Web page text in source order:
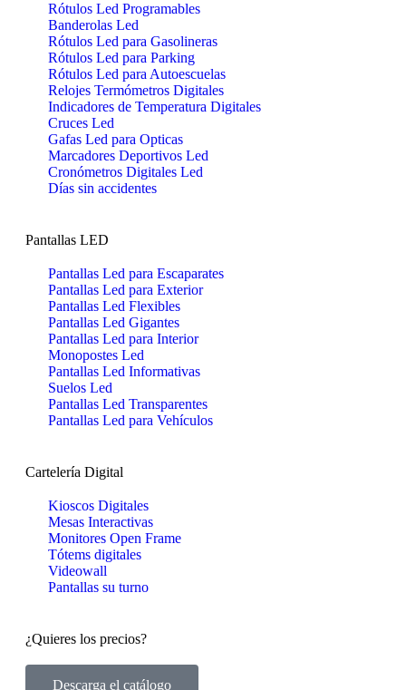
Rótulos Led Programables
Banderolas Led
Rótulos Led para Gasolineras
Rótulos Led para Parking
Rótulos Led para Autoescuelas
Relojes Termómetros Digitales
Indicadores de Temperatura Digitales
Cruces Led
Gafas Led para Opticas
Marcadores Deportivos Led
Cronómetros Digitales Led
Días sin accidentes
Pantallas LED
Pantallas Led para Escaparates
Pantallas Led para Exterior
Pantallas Led Flexibles
Pantallas Led Gigantes
Pantallas Led para Interior
Monopostes Led
Pantallas Led Informativas
Suelos Led
Pantallas Led Transparentes
Pantallas Led para Vehículos
Cartelería Digital
Kioscos Digitales
Mesas Interactivas
Monitores Open Frame
Tótems digitales
Videowall
Pantallas su turno
¿Quieres los precios?
Descarga el catálogo